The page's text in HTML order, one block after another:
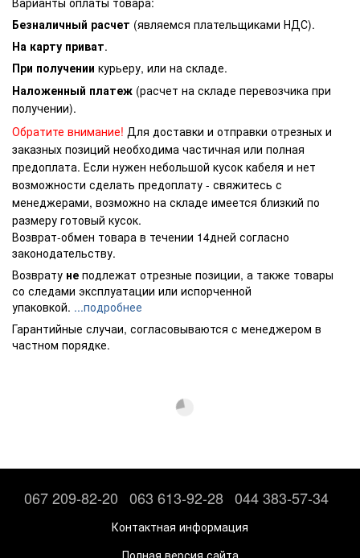
Безналичный расчет (являемся плательщиками НДС).
На карту приват.
При получении курьеру, или на складе.
Наложенный платеж (расчет на складе перевозчика при
получении).
Обратите внимание! Для доставки и отправки отрезных и
заказных позиций необходима частичная или полная
предоплата. Если нужен небольшой кусок кабеля и нет
возможности сделать предоплату - свяжитесь с
менеджерами, возможно на складе имеется близкий по
размеру готовый кусок.
Возврат-обмен товара в течении 14дней согласно
законодательству.
Возврату не подлежат отрезные позиции, а также товары
со следами эксплуатации или испорченной
упаковкой. ...подробнее
Гарантийные случаи, согласовываются с менеджером в
частном порядке.
067 209-82-20 063 613-92-28 044 383-57-34
Контактная информация
Полная версия сайта